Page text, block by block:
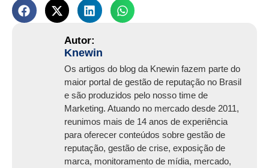
Knewin
Os artigos do blog da Knewin fazem parte do
maior portal de gestão de reputação no Brasil
e são produzidos pelo nosso time de
Marketing. Atuando no mercado desde 2011,
reunimos mais de 14 anos de experiência
para oferecer conteúdos sobre gestão de
reputação, gestão de crise, exposição de
marca, monitoramento de mídia, mercado,